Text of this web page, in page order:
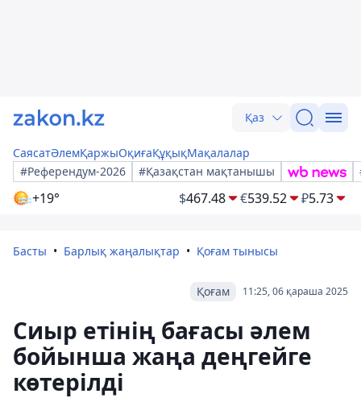
Қаз
СаясатӘлемҚаржыОқиғаҚұқықМақалалар
#Референдум-2026
#Қазақстан мақтанышы
+19° $467.48 €539.52 ₽5.73
Басты Барлық жаңалықтар Қоғам тынысы
11:25, 06 қараша 2025
Қоғам
Сиыр етінің бағасы әлем
бойынша жаңа деңгейге
көтерілді